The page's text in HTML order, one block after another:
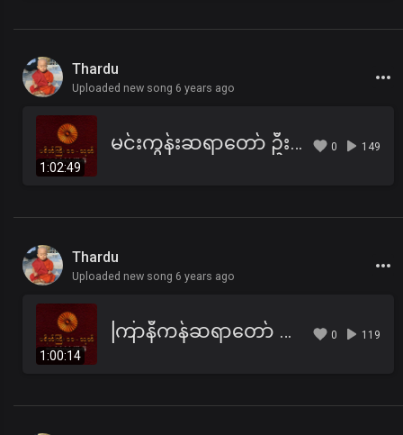
Thardu
Uploaded new song 6 years ago
1:02:49
မင်းကွန်းဆရာတော် ဦးဝိစိတ္တသာရာဘိဝံသ - ပရိတ်ကြီး(၁၁)သုတ်၊ ကမ္မဝါ 0 149
Thardu
Uploaded new song 6 years ago
1:00:14
ကြာနီကန်ဆရာတော် ဦဇဋိလ - ပရိတ်ကြီး(၁၁)သုတ် 0 119